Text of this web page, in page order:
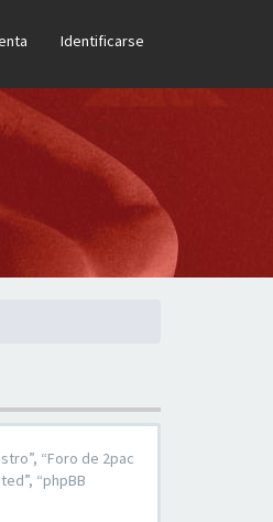
Identificarse
“Foro de 2pac
“phpBB